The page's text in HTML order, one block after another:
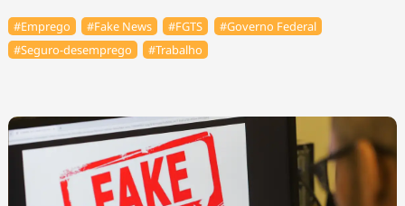
#Emprego #Fake News #FGTS
#Governo Federal
#Seguro-desemprego
#Trabalho